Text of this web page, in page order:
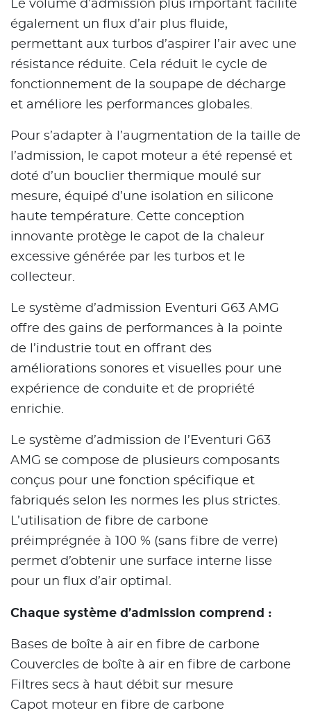
Le volume d’admission plus important facilite
également un flux d’air plus fluide,
permettant aux turbos d’aspirer l’air avec une
résistance réduite. Cela réduit le cycle de
fonctionnement de la soupape de décharge
et améliore les performances globales.
Pour s’adapter à l’augmentation de la taille de
l’admission, le capot moteur a été repensé et
doté d’un bouclier thermique moulé sur
mesure, équipé d’une isolation en silicone
haute température. Cette conception
innovante protège le capot de la chaleur
excessive générée par les turbos et le
collecteur.
Le système d’admission Eventuri G63 AMG
offre des gains de performances à la pointe
de l’industrie tout en offrant des
améliorations sonores et visuelles pour une
expérience de conduite et de propriété
enrichie.
Le système d’admission de l’Eventuri G63
AMG se compose de plusieurs composants
conçus pour une fonction spécifique et
fabriqués selon les normes les plus strictes.
L’utilisation de fibre de carbone
préimprégnée à 100 % (sans fibre de verre)
permet d’obtenir une surface interne lisse
pour un flux d’air optimal.
Chaque système d’admission comprend :
Bases de boîte à air en fibre de carbone
Couvercles de boîte à air en fibre de carbone
Filtres secs à haut débit sur mesure
Capot moteur en fibre de carbone